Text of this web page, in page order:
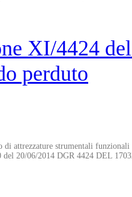
XI/4424
perduto
attrezzature strumentali
20/06/2014 DGR 4424 DEL